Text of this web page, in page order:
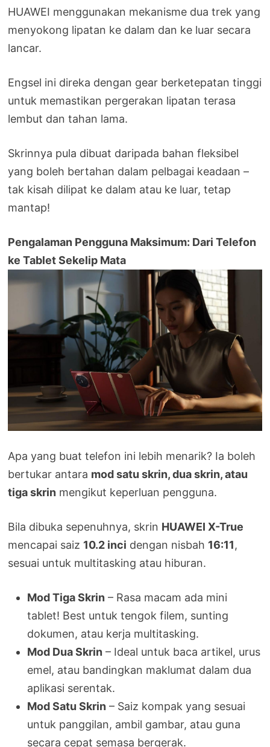
HUAWEI menggunakan mekanisme dua trek yang
menyokong lipatan ke dalam dan ke luar secara
lancar.
Engsel ini direka dengan gear berketepatan tinggi
untuk memastikan pergerakan lipatan terasa
lembut dan tahan lama.
Skrinnya pula dibuat daripada bahan fleksibel
yang boleh bertahan dalam pelbagai keadaan –
tak kisah dilipat ke dalam atau ke luar, tetap
mantap!
Pengalaman Pengguna Maksimum: Dari Telefon
ke Tablet Sekelip Mata
Apa yang buat telefon ini lebih menarik? Ia boleh
bertukar antara mod satu skrin, dua skrin, atau
tiga skrin mengikut keperluan pengguna.
Bila dibuka sepenuhnya, skrin HUAWEI X-True
mencapai saiz 10.2 inci dengan nisbah 16:11,
sesuai untuk multitasking atau hiburan.
Mod Tiga Skrin – Rasa macam ada mini
tablet! Best untuk tengok filem, sunting
dokumen, atau kerja multitasking.
Mod Dua Skrin – Ideal untuk baca artikel, urus
emel, atau bandingkan maklumat dalam dua
aplikasi serentak.
Mod Satu Skrin – Saiz kompak yang sesuai
untuk panggilan, ambil gambar, atau guna
secara cepat semasa bergerak.